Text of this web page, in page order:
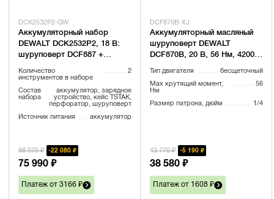
DCK2532P2-QW
Аккумуляторный набор
DEWALT DCK2532P2, 18 В:
шуруповерт DCF887 +
АКБ 5 Ач и ЗУ, в кейсе
TSTAK
Количество
инструментов в наборе
2
Состав
набора
аккумулятор, зарядное
устройство, кейс TSTAK,
перфоратор, шуруповерт
Источник питания аккумулятор
98 070 ₽ 22 080 ₽
75 990 ₽
Платеж от 3166 ₽
DCF870B-XJ
Аккумуляторный масляный
шуруповерт DEWALT
DCF870B, 20 В, 56 Нм, 4200
Тип двигателя бесщеточный
Max крутящий момент,
Нм
56
Размер патрона, дюйм 1/4
43 770 ₽ 5 190 ₽
38 580 ₽
Платеж от 1608 ₽